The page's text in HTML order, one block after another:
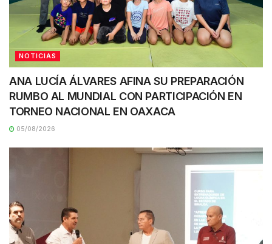
NOTICIAS
ANA LUCÍA ÁLVARES AFINA SU PREPARACIÓN
RUMBO AL MUNDIAL CON PARTICIPACIÓN EN
TORNEO NACIONAL EN OAXACA
05/08/2026